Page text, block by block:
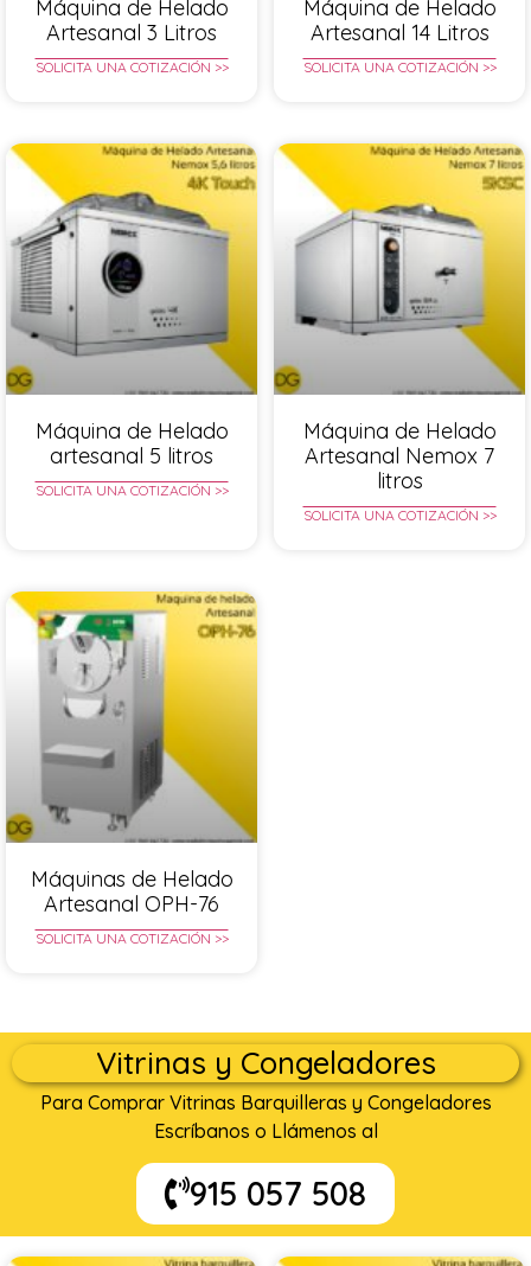
Máquina de Helado
Artesanal 3 Litros
SOLICITA UNA COTIZACIÓN >>
Máquina de Helado
Artesanal 14 Litros
SOLICITA UNA COTIZACIÓN >>
Máquina de Helado
artesanal 5 litros
SOLICITA UNA COTIZACIÓN >>
Máquina de Helado
Artesanal Nemox 7
litros
SOLICITA UNA COTIZACIÓN >>
Máquinas de Helado
Artesanal OPH-76
SOLICITA UNA COTIZACIÓN >>
Vitrinas y Congeladores
Para Comprar Vitrinas Barquilleras y Congeladores
Escríbanos o Llámenos al
915 057 508